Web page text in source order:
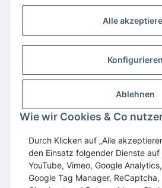
Alle
Konfigurieren
Ablehnen
Wie wir Cookies & Co
Durch Klicken auf „Alle
den Einsatz folgender Dienste auf
YouTube, Vimeo, Google
Google Tag Manager,
Wir empfehlen
GESETZLICHE